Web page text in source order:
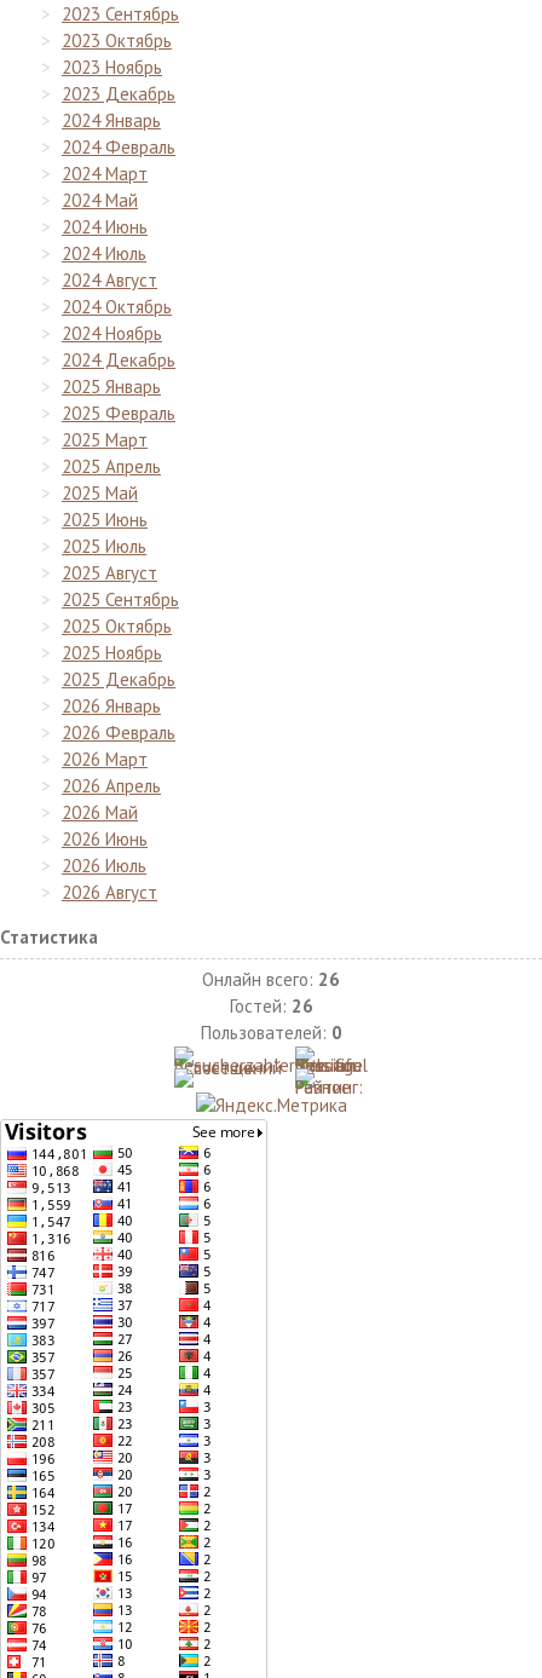
2023 Сентябрь
2023 Октябрь
2023 Ноябрь
2023 Декабрь
2024 Январь
2024 Февраль
2024 Март
2024 Май
2024 Июнь
2024 Июль
2024 Август
2024 Октябрь
2024 Ноябрь
2024 Декабрь
2025 Январь
2025 Февраль
2025 Март
2025 Апрель
2025 Май
2025 Июнь
2025 Июль
2025 Август
2025 Сентябрь
2025 Октябрь
2025 Ноябрь
2025 Декабрь
2026 Январь
2026 Февраль
2026 Март
2026 Апрель
2026 Май
2026 Июнь
2026 Июль
2026 Август
Статистика
Онлайн всего: 26
Гостей: 26
Пользователей: 0